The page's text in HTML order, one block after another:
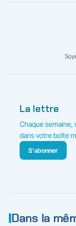
La lettre
Chaque
dans votre boîte
S'abonner
Dans la